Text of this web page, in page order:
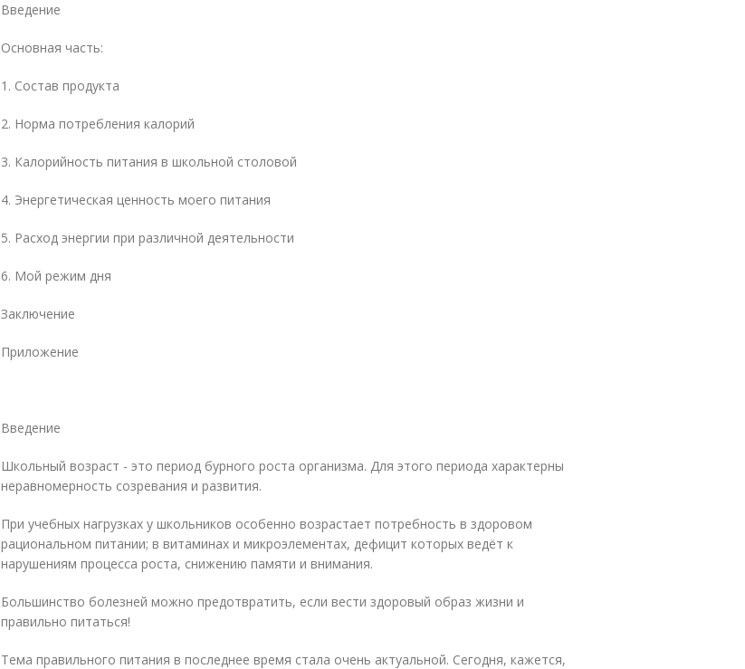
Введение
Основная часть:
1. Состав продукта
2. Норма потребления калорий
3. Калорийность питания в школьной столовой
4. Энергетическая ценность моего питания
5. Расход энергии при различной деятельности
6. Мой режим дня
Заключение
Приложение
Введение
Школьный возраст - это период бурного роста организма. Для этого периода характерны
неравномерность созревания и развития.
При учебных нагрузках у школьников особенно возрастает потребность в здоровом
рациональном питании; в витаминах и микроэлементах, дефицит которых ведёт к
нарушениям процесса роста, снижению памяти и внимания.
Большинство болезней можно предотвратить, если вести здоровый образ жизни и
правильно питаться!
Тема правильного питания в последнее время стала очень актуальной. Сегодня, кажется,